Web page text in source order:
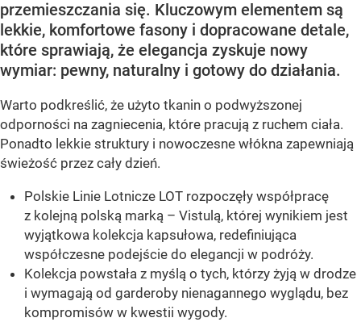
przemieszczania się. Kluczowym elementem są
lekkie, komfortowe fasony i dopracowane detale,
które sprawiają, że elegancja zyskuje nowy
wymiar: pewny, naturalny i gotowy do działania.
Warto podkreślić, że użyto tkanin o podwyższonej
odporności na zagniecenia, które pracują z ruchem ciała.
Ponadto lekkie struktury i nowoczesne włókna zapewniają
świeżość przez cały dzień.
Polskie Linie Lotnicze LOT rozpoczęły współpracę
z kolejną polską marką – Vistulą, której wynikiem jest
wyjątkowa kolekcja kapsułowa, redefiniująca
współczesne podejście do elegancji w podróży.
Kolekcja powstała z myślą o tych, którzy żyją w drodze
i wymagają od garderoby nienagannego wyglądu, bez
kompromisów w kwestii wygody.